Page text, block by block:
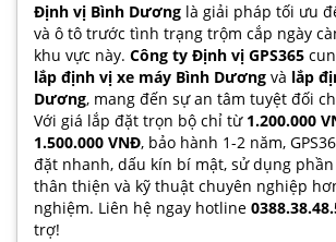
Định vị Bình Dương là giải pháp tối ưu
và ô tô trước tình trạng trộm cắp ngày
khu vực này. Công ty Định vị GPS365
lắp định vị xe máy Bình Dương và lắp
Dương, mang đến sự an tâm tuyệt đối
Với giá lắp đặt trọn bộ chỉ từ 1.200.000
1.500.000 VNĐ, bảo hành 1-2 năm,
đặt nhanh, dấu kín bí mật, sử dụng
thân thiện và kỹ thuật chuyên nghiệp
nghiệm. Liên hệ ngay hotline
trợ!